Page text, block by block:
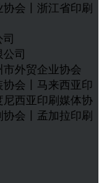
会丨浙江省印刷
司
外贸企业协会
会丨马来西亚印
西亚印刷媒体协
会丨孟加拉印刷